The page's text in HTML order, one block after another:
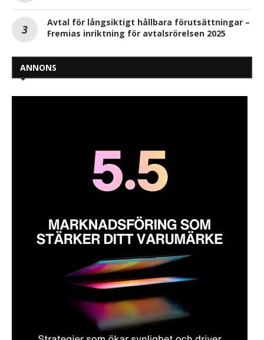
Avtal för långsiktigt hållbara förutsättningar –
Fremias inriktning för avtalsrörelsen 2025
ANNONS